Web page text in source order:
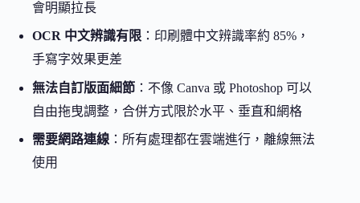
會明顯拉長
OCR 中文辨識有限 ：印刷體中文辨識率約 85%，
手寫字效果更差
無法自訂版面細節 ：不像 Canva 或 Photoshop 可以
自由拖曳調整，合併方式限於水平、垂直和網格
需要網路連線 ：所有處理都在雲端進行，離線無法
使用